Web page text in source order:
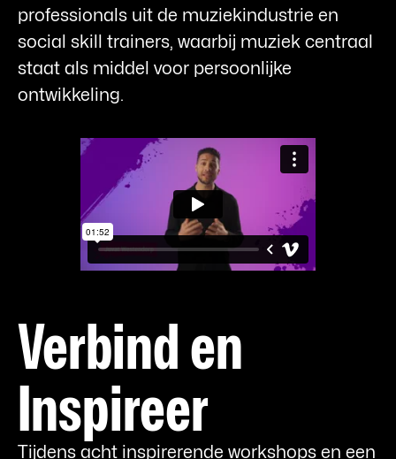
professionals uit de muziekindustrie en
social skill trainers, waarbij muziek centraal
staat als middel voor persoonlijke
ontwikkeling.
Verbind en
Inspireer
Tijdens acht inspirerende workshops en een